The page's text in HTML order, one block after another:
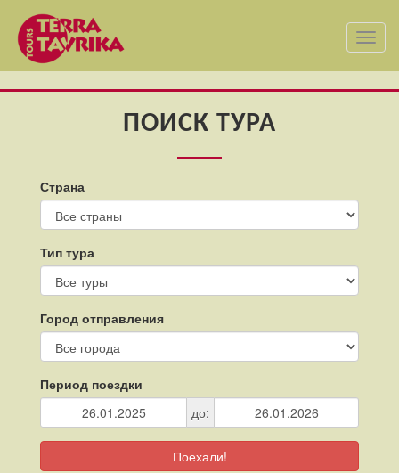
ПОИСК ТУРА
Страна
Тип тура
Город отправления
Период поездки
до:
Поехали!